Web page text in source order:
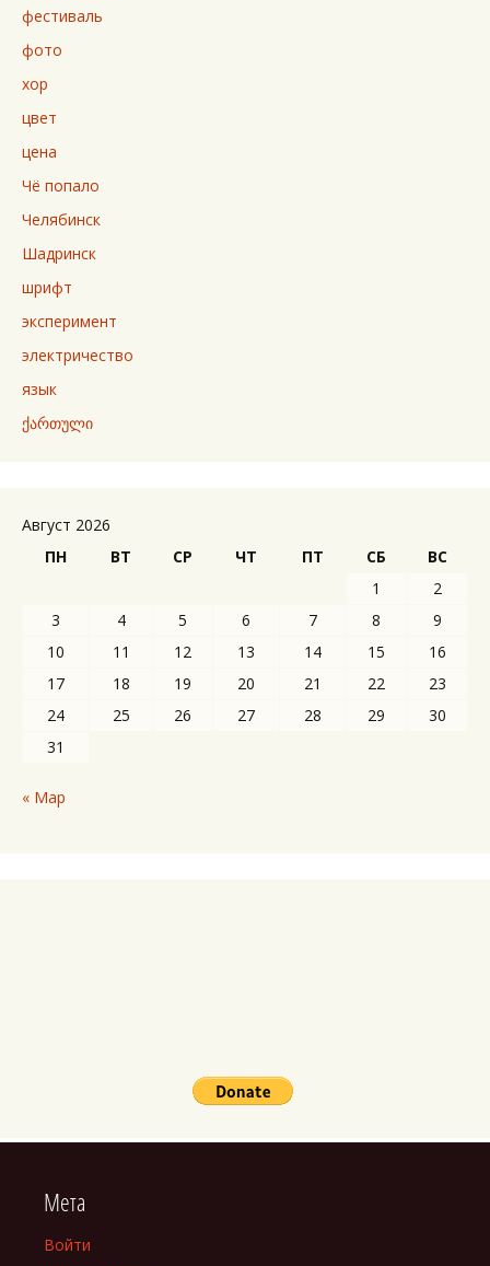
фестиваль
фото
хор
цвет
цена
Чё попало
Челябинск
Шадринск
шрифт
эксперимент
электричество
язык
ქართული
Август 2026
ПН
ВТ СР ЧТ ПТ СБ
ВС
1
2
3
4 5 6 7 8
9
10
11 12 13 14 15
16
17
18 19 20 21 22
23
24
25 26 27 28 29
30
31
« Мар
Мета
Войти